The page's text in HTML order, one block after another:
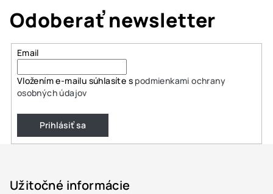
Odoberať newsletter
Email
Vložením e-mailu súhlasíte s podmienkami ochrany
osobných údajov
Prihlásiť sa
Užitočné informácie